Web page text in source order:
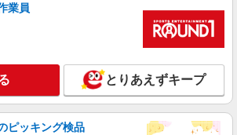
業員
とりあえずキープ
ピッキング検品